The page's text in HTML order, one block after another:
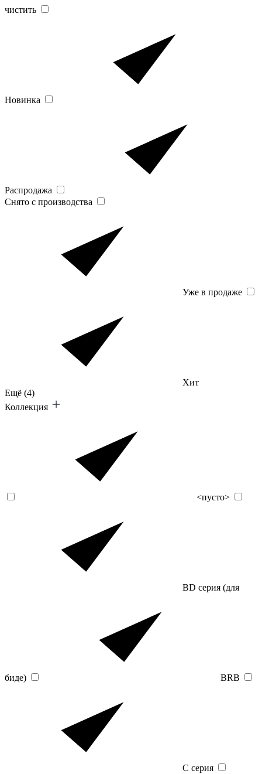
чистить
Новинка
Распродажа
Снято с производства
Уже в продаже
Хит
Ещё (4)
Коллекция
<пусто>
BD серия (для
биде) BRB
C серия